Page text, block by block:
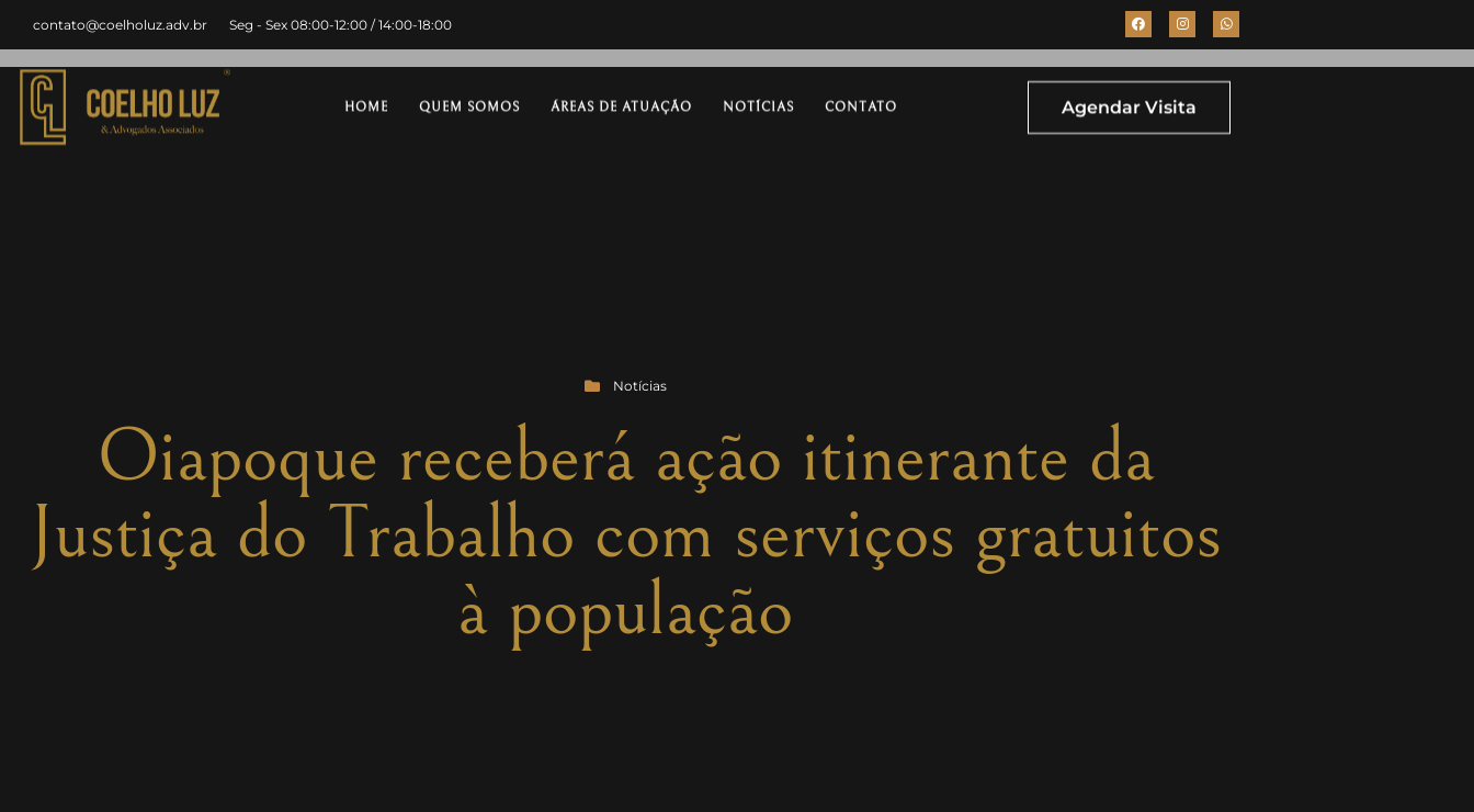
contato@coelholuz.adv.br Seg - Sex 08:00-12:00 / 14:00-18:00
HOME QUEM SOMOS ÁREAS DE ATUAÇÃO NOTÍCIAS CONTATO Agendar Visita
Notícias
Oiapoque receberá ação itinerante da
Justiça do Trabalho com serviços gratuitos
à população